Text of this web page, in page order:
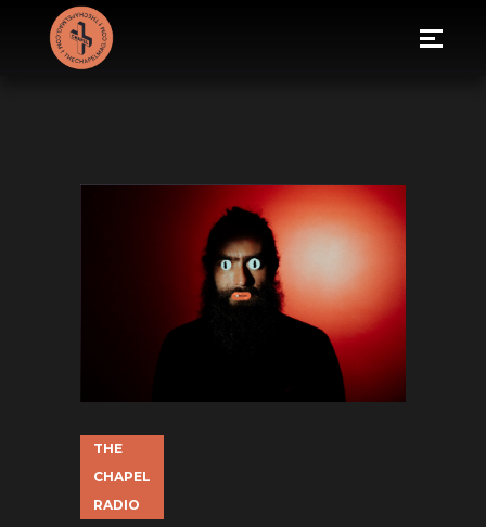
THE
CHAPEL
RADIO